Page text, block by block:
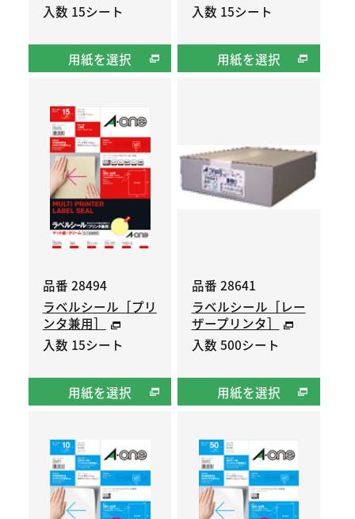
入数 15シート
用紙を選択
入数 15シート
用紙を選択
品番 28494
ラベルシール［プリ
ンタ兼用］
入数 15シート
用紙を選択
品番 28641
ラベルシール［レー
ザープリンタ］
入数 500シート
用紙を選択